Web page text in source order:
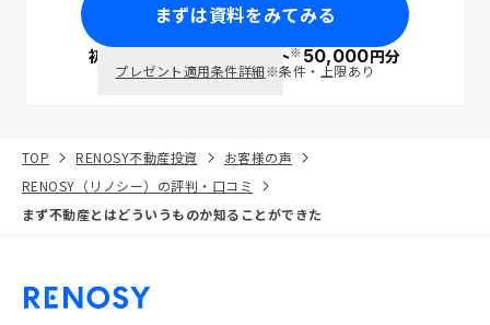
まずは資料をみてみる
初回面談で ポイント※50,000円分
プレゼント適用条件詳細※条件・上限あり
TOP RENOSY不動産投資
お客様の声
RENOSY（リノシー）の評判・口コミ
まず不動産とはどういうものか知ることができた